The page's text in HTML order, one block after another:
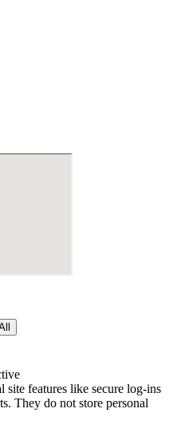
site features like secure log-ins
They do not store personal